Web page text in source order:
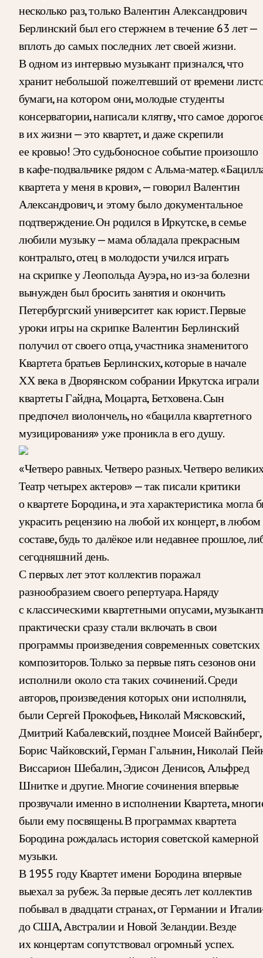
несколько раз, только Валентин Александрович
Берлинский был его стержнем в течение 63 лет —
вплоть до самых последних лет своей жизни.
В одном из интервью музыкант признался, что
хранит небольшой пожелтевший от времени
бумаги, на котором они, молодые студенты
консерватории, написали клятву, что самое
в их жизни — это квартет, и даже скрепили
ее кровью! Это судьбоносное событие произошло
в кафе-подвальчике рядом с Альма-матер.
квартета у меня в крови», — говорил Валентин
Александрович, и этому было документальное
подтверждение. Он родился в Иркутске, в семье
любили музыку — мама обладала прекрасным
контральто, отец в молодости учился играть
на скрипке у Леопольда Ауэра, но из-за болезни
вынужден был бросить занятия и окончить
Петербургский университет как юрист. Первые
уроки игры на скрипке Валентин Берлинский
получил от своего отца, участника знаменитого
Квартета братьев Берлинских, которые в начале
ХХ века в Дворянском собрании Иркутска играли
квартеты Гайдна, Моцарта, Бетховена. Сын
предпочел виолончель, но «бацилла квартетного
музицирования» уже проникла в его душу.
«Четверо равных. Четверо разных. Четверо
Театр четырех актеров» — так писали критики
о квартете Бородина, и эта характеристика могла
украсить рецензию на любой их концерт, в любом
составе, будь то далёкое или недавнее прошлое,
сегодняшний день.
С первых лет этот коллектив поражал
разнообразием своего репертуара. Наряду
с классическими квартетными опусами,
практически сразу стали включать в свои
программы произведения современных советских
композиторов. Только за первые пять сезонов они
исполнили около ста таких сочинений. Среди
авторов, произведения которых они исполняли,
были Сергей Прокофьев, Николай Мясковский,
Дмитрий Кабалевский, позднее Моисей Вайнберг,
Борис Чайковский, Герман Галынин, Николай
Виссарион Шебалин, Эдисон Денисов, Альфред
Шнитке и другие. Многие сочинения впервые
прозвучали именно в исполнении Квартета,
были ему посвящены. В программах квартета
Бородина рождалась история советской камерной
музыки.
В 1955 году Квартет имени Бородина впервые
выехал за рубеж. За первые десять лет коллектив
побывал в двадцати странах, от Германии и
до США, Австралии и Новой Зеландии. Везде
их концертам сопутствовал огромный успех.